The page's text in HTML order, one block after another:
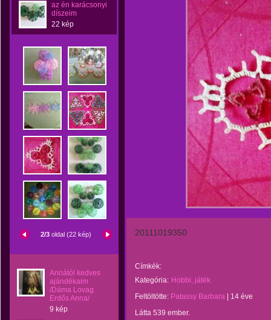
az én karácsonyi
díszeim
22 kép
2/3 oldal (22 kép)
Annától kedves
ajándékaim
/Dáma Lovag
Erdős Anna/
9 kép
20111019350
Címkék:
Kategória: Hobbi, játék
Feltöltötte: Patassy Barbara
14 éve
Látta 539 ember.